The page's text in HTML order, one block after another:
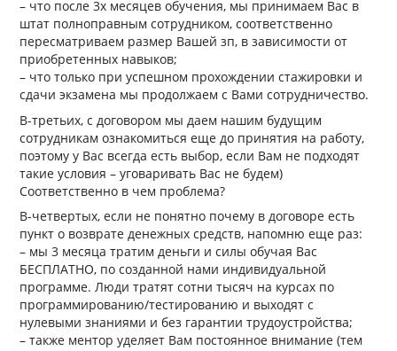
– что после 3х месяцев обучения, мы принимаем Вас в
штат полноправным сотрудником, соответственно
пересматриваем размер Вашей зп, в зависимости от
приобретенных навыков;
– что только при успешном прохождении стажировки и
сдачи экзамена мы продолжаем с Вами сотрудничество.
В-третьих, с договором мы даем нашим будущим
сотрудникам ознакомиться еще до принятия на работу,
поэтому у Вас всегда есть выбор, если Вам не подходят
такие условия – уговаривать Вас не будем)
Соответственно в чем проблема?
В-четвертых, если не понятно почему в договоре есть
пункт о возврате денежных средств, напомню еще раз:
– мы 3 месяца тратим деньги и силы обучая Вас
БЕСПЛАТНО, по созданной нами индивидуальной
программе. Люди тратят сотни тысяч на курсах по
программированию/тестированию и выходят с
нулевыми знаниями и без гарантии трудоустройства;
– также ментор уделяет Вам постоянное внимание (тем